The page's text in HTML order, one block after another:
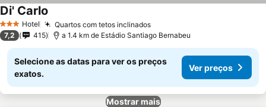
3 EstrelasHotel Quartos com tetos inclinadosVer preços
Di' Carlo
7,2 415 a 1.4 km de Estádio Santiago Bernabeu
Selecione as datas para ver os preços
exatos.
Ver preços
Mostrar mais